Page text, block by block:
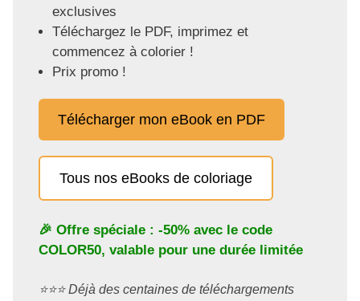
exclusives
Téléchargez le PDF, imprimez et
commencez à colorier !
Prix promo !
Télécharger mon eBook en PDF
Tous nos eBooks de coloriage
🎉 Offre spéciale : -50% avec le code
COLOR50, valable pour une durée limitée
⭐️⭐️⭐️ Déjà des centaines de téléchargements